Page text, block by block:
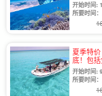
开始时间:
所要时间
夏季特
底！包
开始时间:
所要时间